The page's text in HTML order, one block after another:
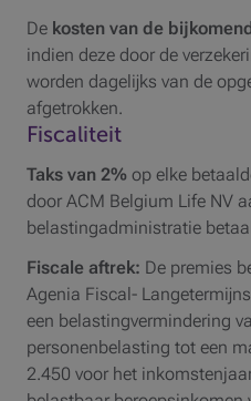
De kosten van de
indien deze door de
worden dagelijks van de
afgetrokken.
Fiscaliteit
Taks van 2% op elke
door ACM Belgium Life NV
belastingadministratie
Fiscale aftrek: De premies
Agenia Fiscal-
een belastingvermindering
personenbelasting tot een
2.450 voor het